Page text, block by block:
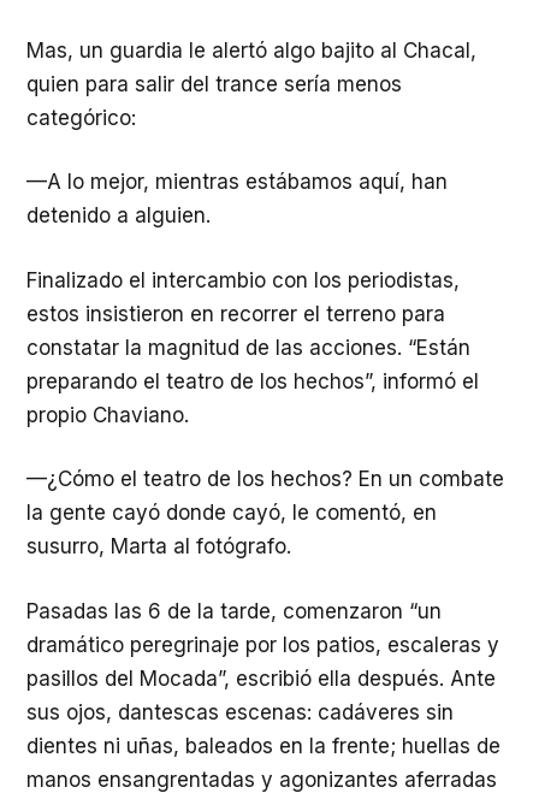
Mas, un guardia le alertó algo bajito al Chacal,
quien para salir del trance sería menos
categórico:
—A lo mejor, mientras estábamos aquí, han
detenido a alguien.
Finalizado el intercambio con los periodistas,
estos insistieron en recorrer el terreno para
constatar la magnitud de las acciones. “Están
preparando el teatro de los hechos”, informó el
propio Chaviano.
—¿Cómo el teatro de los hechos? En un combate
la gente cayó donde cayó, le comentó, en
susurro, Marta al fotógrafo.
Pasadas las 6 de la tarde, comenzaron “un
dramático peregrinaje por los patios, escaleras y
pasillos del Mocada”, escribió ella después. Ante
sus ojos, dantescas escenas: cadáveres sin
dientes ni uñas, baleados en la frente; huellas de
manos ensangrentadas y agonizantes aferradas